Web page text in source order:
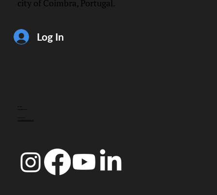
city of Coimbra, Portugal.
Log In
CONTACT